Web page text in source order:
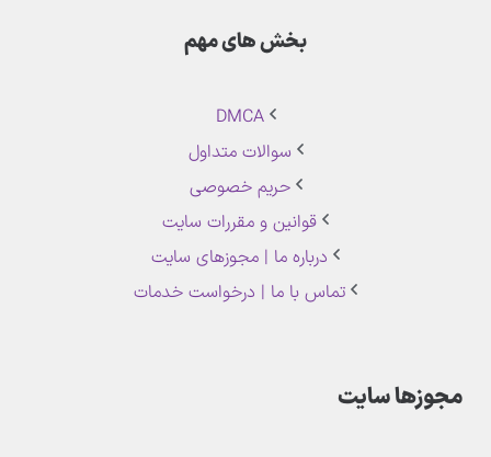
بخش های مهم
DMCA
سوالات متداول
حریم خصوصی
قوانین و مقررات سایت
درباره ما | مجوزهای سایت
تماس با ما | درخواست خدمات
مجوزها سایت